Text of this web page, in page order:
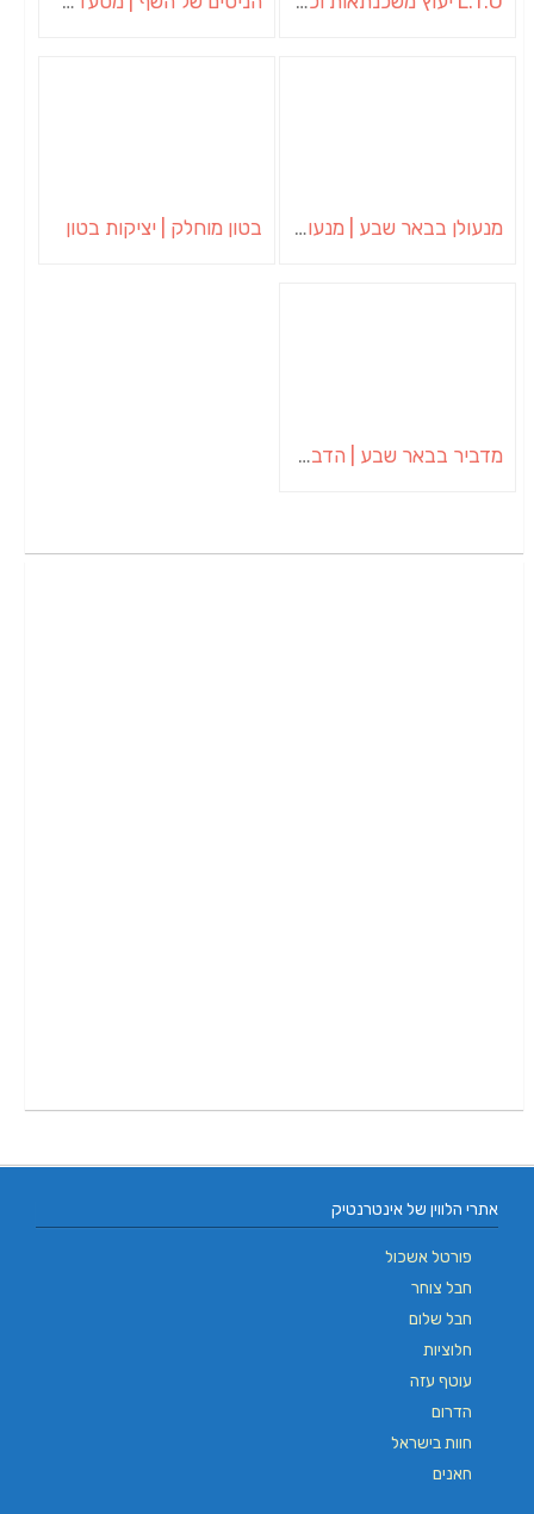
מנעולן בבאר שבע | מנעולן באופקים | ויטלי המנעולן בטון מוחלק | יציקות בטון
מדביר בבאר שבע | הדברה בבאר שבע | יוגב הדברות
אתרי הלווין של אינטרנטיק
פורטל אשכול
חבל צוחר
חבל שלום
חלוציות
עוטף עזה
הדרום
חוות בישראל
חאנים